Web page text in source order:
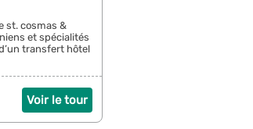
st. cosmas &
et spécialités
transfert hôtel
Voir le tour